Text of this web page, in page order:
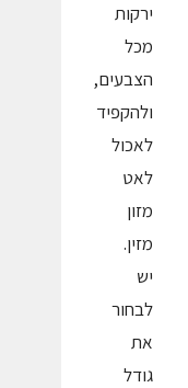
ירקות
מכל
הצבעים,
ולהקפיד
לאכול
לאט
מזון
מזין.
יש
לבחור
את
גודל